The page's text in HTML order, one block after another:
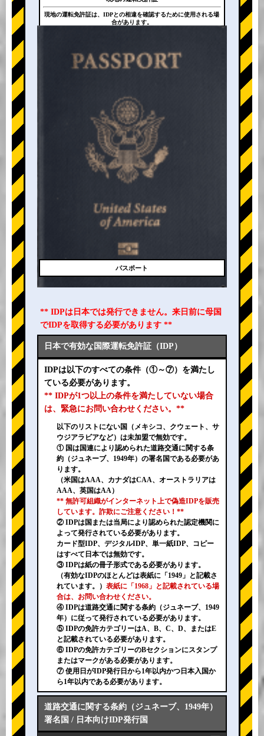
+
現地の運転免許証は、IDPとの相違を確認するために使用される場
合があります。
パスポート
** IDPは日本では発行できません。来日前に母国
でIDPを取得する必要があります **
日本で有効な国際運転免許証（IDP）
IDPは以下のすべての条件（①～⑦）を満たし
ている必要があります。
** IDPが1つ以上の条件を満たしていない場合
は、緊急にお問い合わせください。**
以下のリストにない国（メキシコ、クウェート、サ
ウジアラビアなど）は未加盟で無効です。
① 国は国連により認められた道路交通に関する条
約（ジュネーブ、1949年）の署名国である必要があ
ります。
（米国はAAA、カナダはCAA、オーストラリアは
AAA、英国はAA）
** 無許可組織がインターネット上で偽造IDPを販売
しています。詐欺にご注意ください！**
② IDPは国または当局により認められた認定機関に
よって発行されている必要があります。
カード型IDP、デジタルIDP、単一紙IDP、コピー
はすべて日本では無効です。
③ IDPは紙の冊子形式である必要があります。
（有効なIDPのほとんどは表紙に「1949」と記載さ
れています。） 表紙に「1968」と記載されている場
合は、お問い合わせください。
④ IDPは道路交通に関する条約（ジュネーブ、1949
年）に従って発行されている必要があります。
⑤ IDPの免許カテゴリーはA、B、C、D、またはE
と記載されている必要があります。
⑥ IDPの免許カテゴリーのBセクションにスタンプ
またはマークがある必要があります。
⑦ 使用日がIDP発行日から1年以内かつ日本入国か
ら1年以内である必要があります。
道路交通に関する条約（ジュネーブ、1949年）
署名国 / 日本向けIDP発行国